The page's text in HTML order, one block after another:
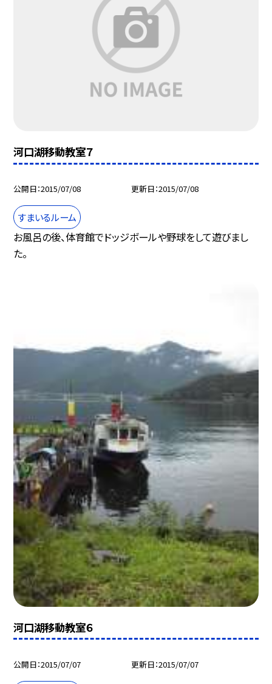
河口湖移動教室７
公開日 2015/07/08 更新日 2015/07/08
すまいるルーム
お風呂の後、体育館でドッジボールや野球をして遊びまし
た。
河口湖移動教室６
公開日 2015/07/07 更新日 2015/07/07